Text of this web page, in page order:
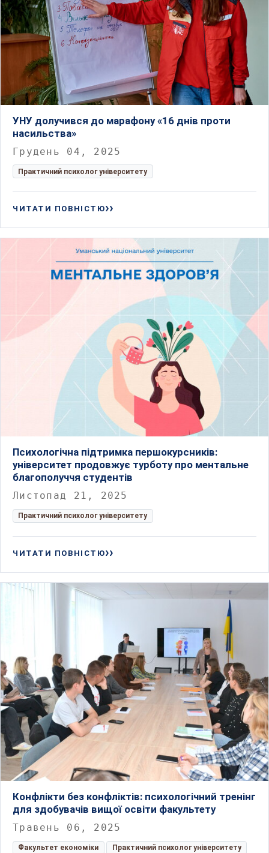
УНУ долучився до марафону «16 днів проти
насильства»
Грудень 04, 2025
Практичний психолог університету
ЧИТАТИ ПОВНІСТЮ
Психологічна підтримка першокурсників:
університет продовжує турботу про ментальне
благополуччя студентів
Листопад 21, 2025
Практичний психолог університету
ЧИТАТИ ПОВНІСТЮ
Конфлікти без конфліктів: психологічний тренінг
для здобувачів вищої освіти факультету
Травень 06, 2025
Факультет економіки Практичний психолог університету